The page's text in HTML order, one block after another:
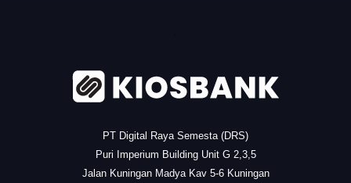
PT Digital Raya Semesta (DRS)
Puri Imperium Building Unit G 2,3,5
Jalan Kuningan Madya Kav 5-6 Kuningan